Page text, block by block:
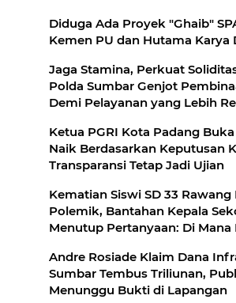
Diduga Ada Proyek "Ghaib"
Kemen PU dan Hutama Karya
Jaga Stamina, Perkuat
Polda Sumbar Genjot
Demi Pelayanan yang Lebih
Ketua PGRI Kota Padang
Naik Berdasarkan Keputusan
Transparansi Tetap Jadi Ujian
Kematian Siswi SD 33
Polemik, Bantahan Kepala
Menutup Pertanyaan: Di Mana
Andre Rosiade Klaim Dana
Sumbar Tembus Triliunan,
Menunggu Bukti di Lapangan